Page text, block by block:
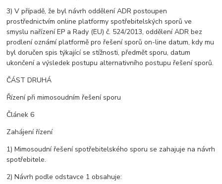
3) V případě, že byl návrh oddělení ADR postoupen
prostřednictvím online platformy spotřebitelských sporů ve
smyslu nařízení EP a Rady (EU) č. 524/2013, oddělení ADR bez
prodlení oznámí platformě pro řešení sporů on-line datum, kdy mu
byl doručen spis týkající se stížnosti, předmět sporu, datum
ukončení a výsledek postupu alternativního postupu řešení sporů.
ČÁST DRUHÁ
Řízení při mimosoudním řešení sporu
Článek 6
Zahájení řízení
1) Mimosoudní řešení spotřebitelského sporu se zahajuje na návrh
spotřebitele.
2) Návrh podle odstavce 1 obsahuje: